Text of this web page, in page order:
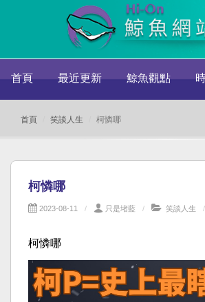
首頁 最近更新 鯨魚觀點
首頁 笑談人生 柯憐哪
柯憐哪
2023-08-11 只是堵藍 笑談人生
柯憐哪